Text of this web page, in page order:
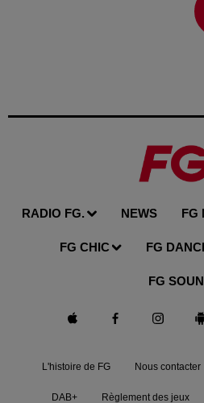
RADIO FG. NEWS FG
FG CHIC FG
FG
L'histoire de FG Nous contacter
DAB+ Règlement des jeux